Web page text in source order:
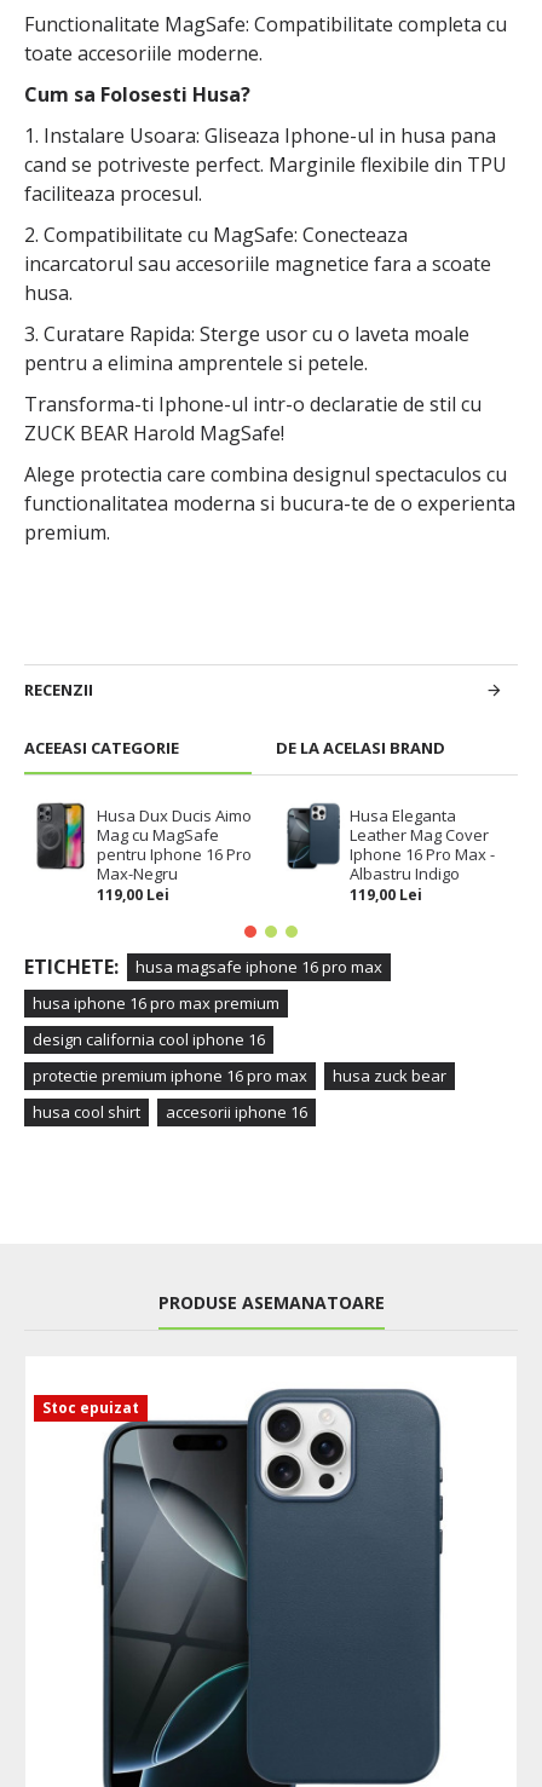
ACEEASI CATEGORIE DE LA ACELASI BRAND
Husa Dux Ducis Aimo
Mag cu MagSafe
pentru Iphone 16 Pro
Max-Negru
119,00 Lei
Husa Eleganta
Leather Mag Cover
Iphone 16 Pro Max -
Albastru Indigo
119,00 Lei
Functionalitate MagSafe: Compatibilitate completa cu
toate accesoriile moderne.
Cum sa Folosesti Husa?
1. Instalare Usoara: Gliseaza Iphone-ul in husa pana
cand se potriveste perfect. Marginile flexibile din TPU
faciliteaza procesul.
2. Compatibilitate cu MagSafe: Conecteaza
incarcatorul sau accesoriile magnetice fara a scoate
husa.
3. Curatare Rapida: Sterge usor cu o laveta moale
pentru a elimina amprentele si petele.
Transforma-ti Iphone-ul intr-o declaratie de stil cu
ZUCK BEAR Harold MagSafe!
Alege protectia care combina designul spectaculos cu
functionalitatea moderna si bucura-te de o experienta
premium.
RECENZII
ETICHETE:
husa magsafe iphone 16 pro max
husa iphone 16 pro max premium
design california cool iphone 16
protectie premium iphone 16 pro max
husa zuck bear
husa cool shirt
accesorii iphone 16
PRODUSE ASEMANATOARE
Stoc epuizat